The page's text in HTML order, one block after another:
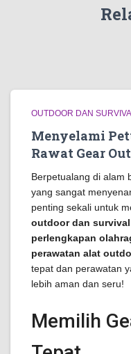
OUTDOOR DAN
Menyelami
Rawat Gear
Berpetualang di alam
yang sangat
penting sekali untuk
outdoor dan
perlengkapan
perawatan alat
tepat dan perawatan
lebih aman dan seru!
Memilih